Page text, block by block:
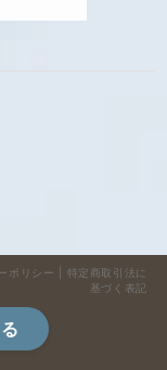
ポリシー
特定商取引法に
基づく表記